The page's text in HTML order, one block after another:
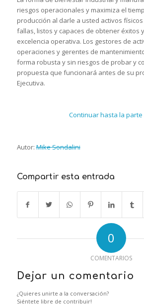
riesgos operacionales y maximiza el
producción al darle a usted activos
fallas, listos y capaces de obtener éxitos
excelencia operativa. Los gestores de
operaciones y gerentes de
forma robusta y sin riesgos de probar y
propuesta que funcionará antes de su
Ejecutiva.
Continuar hasta la parte
Autor:Mike Sondalini
Compartir esta entrada
0
COMENTARIOS
Dejar un comentario
¿Quieres unirte a la conversación?
Siéntete libre de contribuir!